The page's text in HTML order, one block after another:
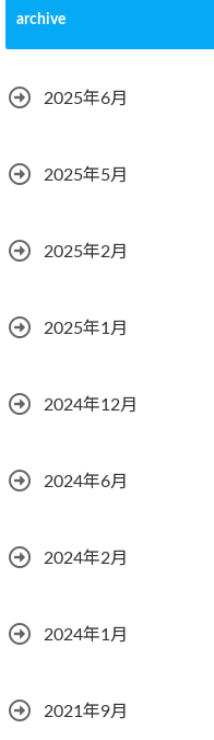
archive
2025年6月
2025年5月
2025年2月
2025年1月
2024年12月
2024年6月
2024年2月
2024年1月
2021年9月